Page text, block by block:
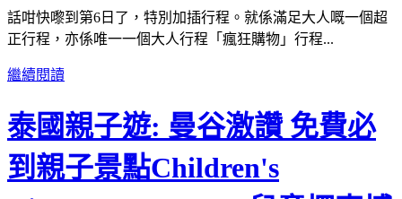
話咁快嚟到第6日了，特別加插行程。就係滿足大人嘅一個超
正行程，亦係唯一一個大人行程「瘋狂購物」行程...
繼續閱讀
泰國親子遊: 曼谷激讚 免費必
到親子景點Children's